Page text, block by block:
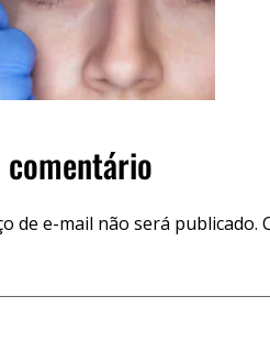
comentário
de e-mail não será publicado.